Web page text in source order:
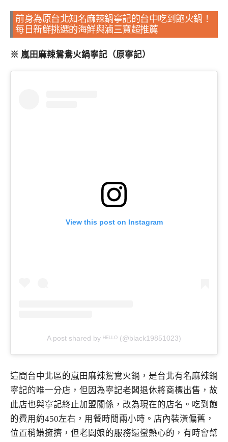
前身為原台北知名麻辣鍋寧記的台中吃到飽火鍋！
每日新鮮挑選的海鮮與滷三寶超推薦
※ 嵐田麻辣鴛鴦火鍋寧記（原寧記）
View this post on Instagram
A post shared by ᴴᴱᴸᴸᴼ (@black19851023)
這間台中北區的嵐田麻辣鴛鴦火鍋，是台北有名麻辣鍋
寧記的唯一分店，但因為寧記老闆退休將商標出售，故
此店也與寧記終止加盟關係，改為現在的店名。吃到飽
的費用約450左右，用餐時間兩小時。店內裝潢偏舊，
位置稍嫌擁擠，但老闆娘的服務還蠻熱心的，有時會幫